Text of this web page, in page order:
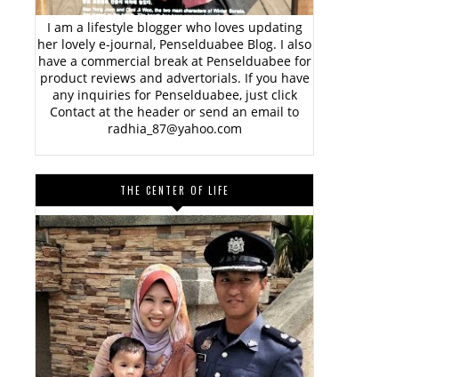
I am a lifestyle blogger who loves updating
her lovely e-journal, Penselduabee Blog. I also
have a commercial break at Penselduabee for
product reviews and advertorials. If you have
any inquiries for Penselduabee, just click
Contact at the header or send an email to
radhia_87@yahoo.com
THE CENTER OF LIFE